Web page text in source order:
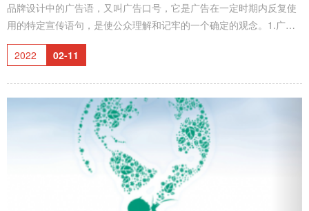
品牌设计中的广告语，又叫广告口号，它是广告在一定时期内反复使
用的特定宣传语句，是使公众理解和记牢的一个确定的观念。1.广告
语的写作类型（1）功效型 反映商品的功效、性能好或服务效率
高。（2）优质型 反映商品质量优胜或服务质量好。（3）双关
2022 02-11